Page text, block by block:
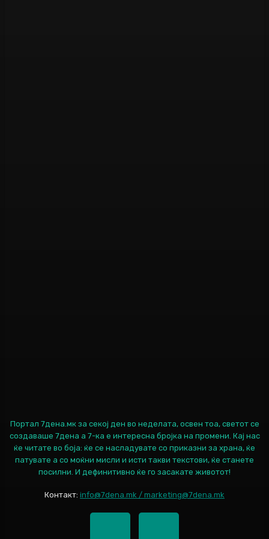
Портал 7дена.мк за секој ден во неделата, освен тоа, светот се
создаваше 7дена а 7-ка е интересна бројка на промени. Кај нас
ќе читате во боја: ќе се насладувате со приказни за храна, ќе
патувате а со моќни мисли и исти такви текстови, ќе станете
посилни. И дефинитивно ќе го засакате животот!
Контакт: info@7dena.mk / marketing@7dena.mk